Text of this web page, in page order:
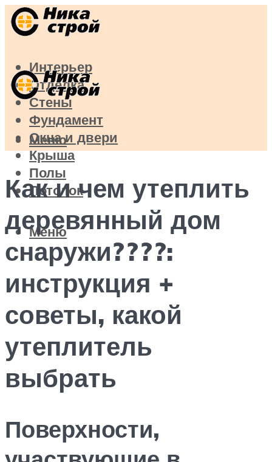
Интерьер
Отделка
Стены
Фундамент
Окна и двери
Крыша
Полы
Потолок
Меню
Меню
Как и чем утеплить
деревянный дом
снаружи????:
инструкция +
советы, какой
утеплитель
выбрать
Поверхности,